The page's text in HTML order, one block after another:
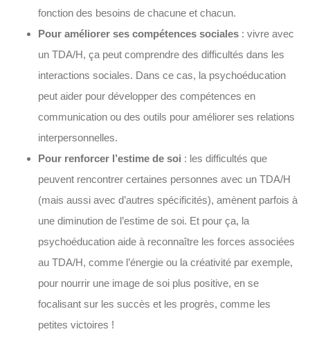
fonction des besoins de chacune et chacun.
Pour améliorer ses compétences sociales : vivre avec
un TDA/H, ça peut comprendre des difficultés dans les
interactions sociales. Dans ce cas, la psychoéducation
peut aider pour développer des compétences en
communication ou des outils pour améliorer ses relations
interpersonnelles.
Pour renforcer l’estime de soi : les difficultés que
peuvent rencontrer certaines personnes avec un TDA/H
(mais aussi avec d’autres spécificités), amènent parfois à
une diminution de l’estime de soi. Et pour ça, la
psychoéducation aide à reconnaître les forces associées
au TDA/H, comme l’énergie ou la créativité par exemple,
pour nourrir une image de soi plus positive, en se
focalisant sur les succès et les progrès, comme les
petites victoires !